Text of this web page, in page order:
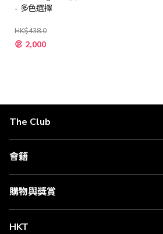
- 多色選擇
HK$438.0
2,000
The Club
關於 The Club
合作夥伴
媒體中心
會籍
會籍及專屬禮遇
賺取積分
購物與獎賞
物流與配送
Club Shopping 商品領取站
HKT